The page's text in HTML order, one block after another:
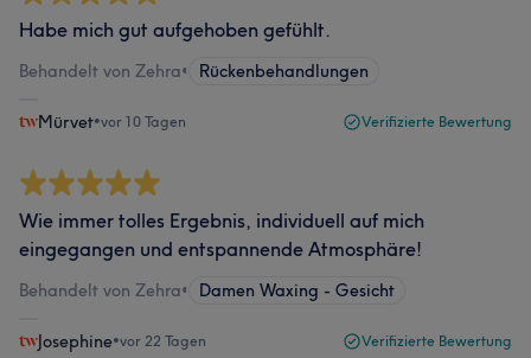
Habe mich gut aufgehoben gefühlt.
Behandelt von Zehra• Rückenbehandlungen
Mürvet•vor 10 Tagen Verifizierte Bewertung
Wie immer tolles Ergebnis, individuell auf mich
eingegangen und entspannende Atmosphäre!
Behandelt von Zehra• Damen Waxing - Gesicht
Josephine•vor 22 Tagen Verifizierte Bewertung